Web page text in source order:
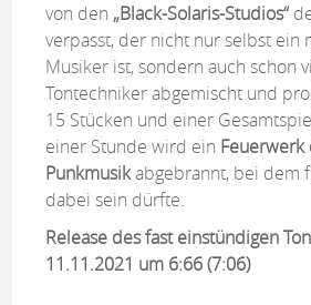
von den „Black-Solaris-Studios“
verpasst, der nicht nur selbst ein
Musiker ist, sondern auch schon
Tontechniker abgemischt und
15 Stücken und einer
einer Stunde wird ein
Punkmusikabgebrannt, bei dem
dabei sein dürfte.
Release des fast einstündigen
11.11.2021 um 6:66 (7:06)